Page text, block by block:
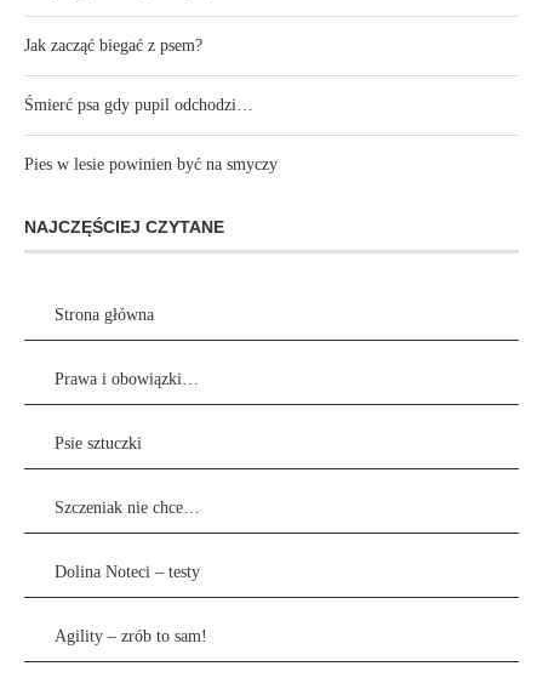
Jak zacząć biegać z psem?
Śmierć psa gdy pupil odchodzi…
Pies w lesie powinien być na smyczy
NAJCZĘŚCIEJ CZYTANE
Strona główna
Prawa i obowiązki…
Psie sztuczki
Szczeniak nie chce…
Dolina Noteci – testy
Agility – zrób to sam!